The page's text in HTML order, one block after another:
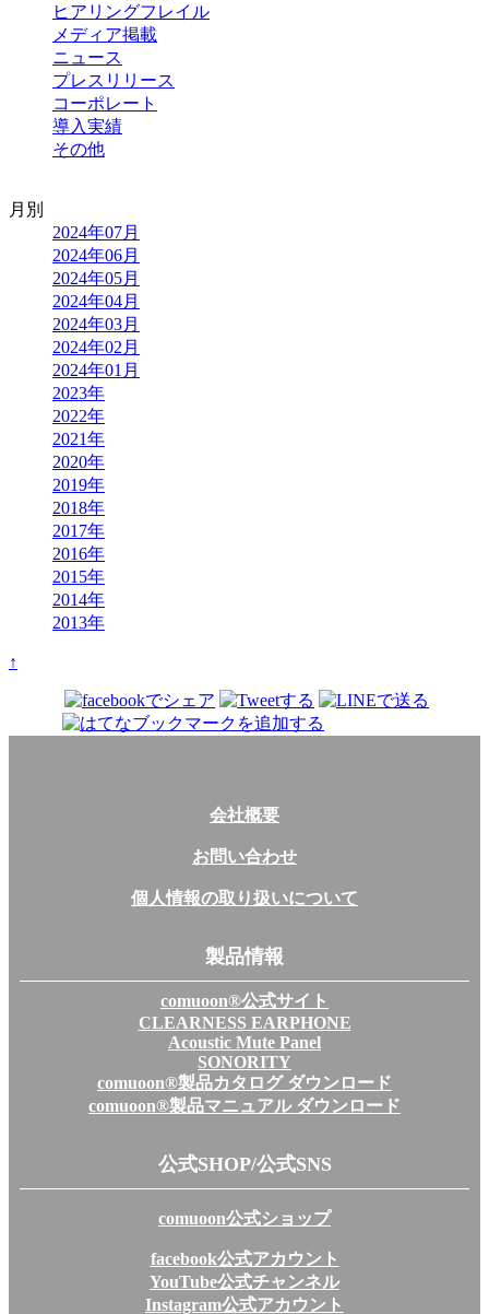
ヒアリングフレイル
メディア掲載
ニュース
プレスリリース
コーポレート
導入実績
その他
月別
2024年07月
2024年06月
2024年05月
2024年04月
2024年03月
2024年02月
2024年01月
2023年
2022年
2021年
2020年
2019年
2018年
2017年
2016年
2015年
2014年
2013年
↑
会社概要
お問い合わせ
個人情報の取り扱いについて
製品情報
comuoon®公式サイト
CLEARNESS EARPHONE
Acoustic Mute Panel
SONORITY
comuoon®製品カタログ ダウンロード
comuoon®製品マニュアル ダウンロード
公式SHOP/公式SNS
comuoon公式ショップ
facebook公式アカウント
YouTube公式チャンネル
Instagram公式アカウント